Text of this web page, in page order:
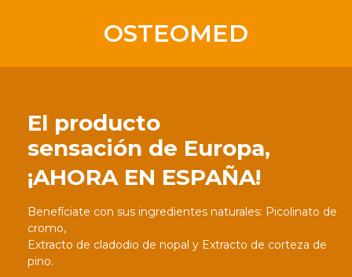
OSTEOMED
El producto
sensación de Europa,
¡AHORA EN ESPAÑA!
Benefíciate con sus ingredientes naturales: Picolinato de
cromo,
Extracto de cladodio de nopal y Extracto de corteza de
pino.